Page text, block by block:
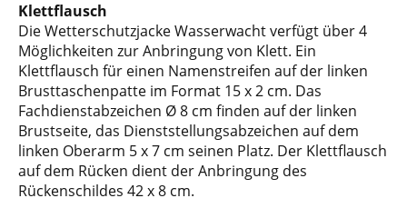
Klettflausch
Die Wetterschutzjacke Wasserwacht verfügt über 4
Möglichkeiten zur Anbringung von Klett. Ein
Klettflausch für einen Namenstreifen auf der linken
Brusttaschenpatte im Format 15 x 2 cm. Das
Fachdienstabzeichen Ø 8 cm finden auf der linken
Brustseite, das Dienststellungsabzeichen auf dem
linken Oberarm 5 x 7 cm seinen Platz. Der Klettflausch
auf dem Rücken dient der Anbringung des
Rückenschildes 42 x 8 cm.